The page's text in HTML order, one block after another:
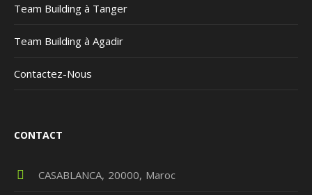
Team Building à Tanger
Team Building à Agadir
Contactez-Nous
CONTACT
CASABLANCA 20000 Maroc